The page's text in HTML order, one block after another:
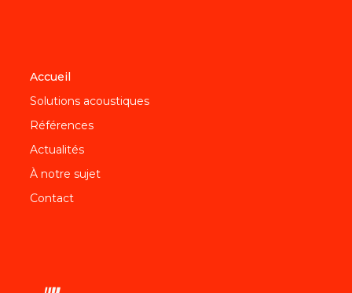
Accueil
Solutions acoustiques
Références
Actualités
À notre sujet
Contact